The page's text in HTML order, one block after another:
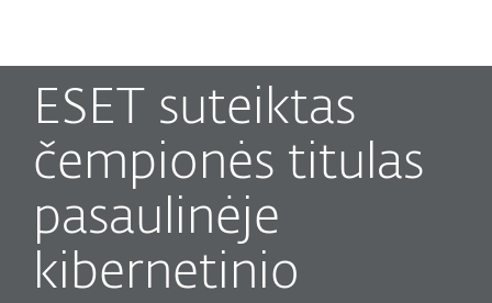
ESET suteiktas
čempionės titulas
pasaulinėje
kibernetinio